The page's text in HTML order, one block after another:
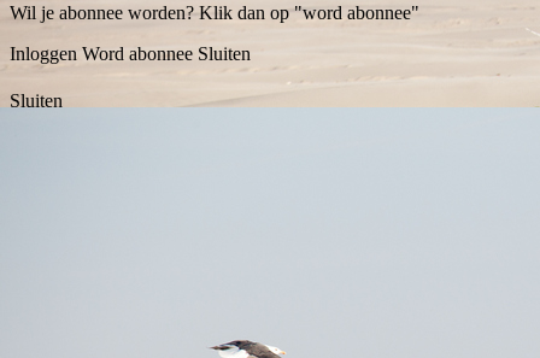
Wil je abonnee worden? Klik dan op "word abonnee"
Inloggen Word abonnee Sluiten
Sluiten